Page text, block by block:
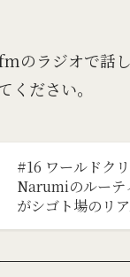
のラジオで話
ください。
#16 ワールドク
Narumiのルーテ
がシゴト場のリ